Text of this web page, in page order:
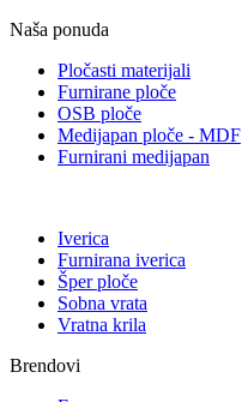
Naša ponuda
Pločasti materijali
Furnirane ploče
OSB ploče
Medijapan ploče - MDF
Furnirani medijapan
Iverica
Furnirana iverica
Šper ploče
Sobna vrata
Vratna krila
Brendovi